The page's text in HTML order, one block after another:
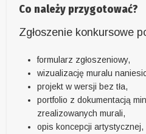
Co należy przygotować?
Zgłoszenie konkursowe
formularz zgłoszeniowy,
wizualizację muralu
projekt w wersji bez tła,
portfolio z dokumentacją
zrealizowanych murali,
opis koncepcji artystycznej,